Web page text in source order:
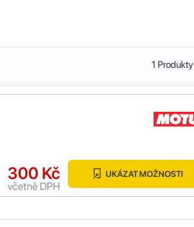
1 Produkty
300 Kč
včetně DPH
UKÁZAT MOŽNOSTI